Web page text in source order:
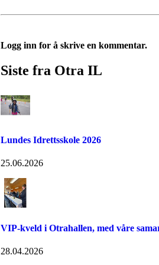
Logg inn for å skrive en kommentar.
Siste fra Otra IL
Lundes Idrettsskole 2026
25.06.2026
VIP-kveld i Otrahallen, med våre
28.04.2026